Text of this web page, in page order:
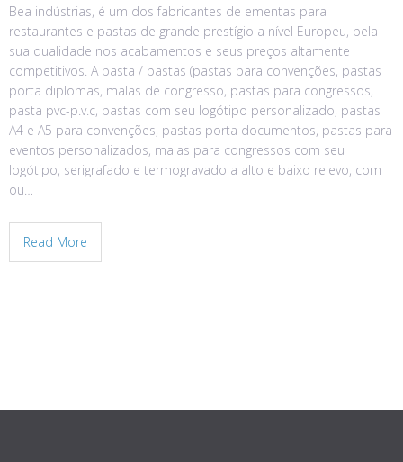
Bea indústrias, é um dos fabricantes de ementas para
restaurantes e pastas de grande prestígio a nível Europeu, pela
sua qualidade nos acabamentos e seus preços altamente
competitivos. A pasta / pastas (pastas para convenções, pastas
porta diplomas, malas de congresso, pastas para congressos,
pasta pvc-p.v.c, pastas com seu logótipo personalizado, pastas
A4 e A5 para convenções, pastas porta documentos, pastas para
eventos personalizados, malas para congressos com seu
logótipo, serigrafado e termogravado a alto e baixo relevo, com
ou…
Read More